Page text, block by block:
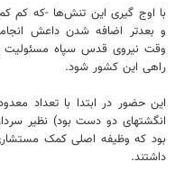
با اوج گیری این تنش‌ها -که کم
و بعدتر اضافه شدن داعش
وقت نیروی قدس سپاه مسئولیت
راهی این کشور شود.
این حضور در ابتدا با تعداد
انگشتهای دو دست بود) نظیر
بود که وظیفه اصلی کمک
داشتند.